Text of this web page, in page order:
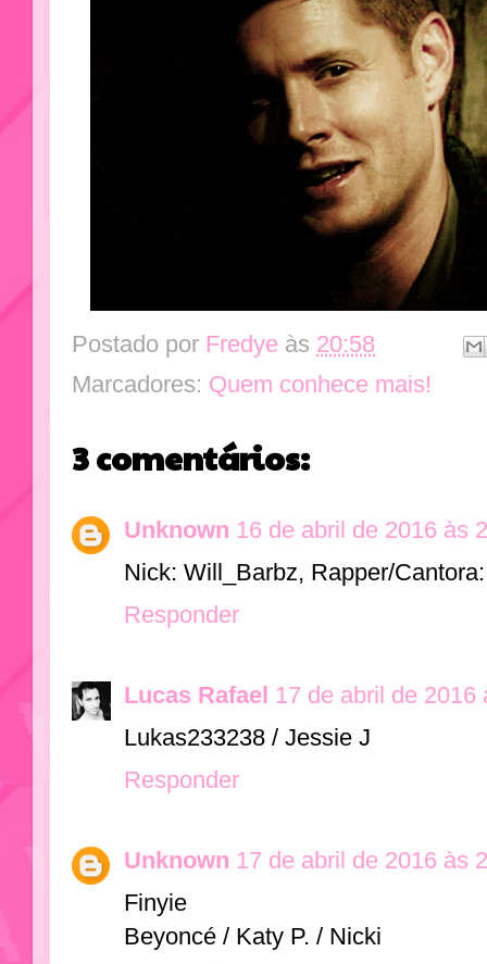
Postado por Fredye às 20:58
Marcadores: Quem conhece mais!
3 comentários:
Unknown 16 de abril de 2016 às
Nick: Will_Barbz, Rapper/
Responder
Lucas Rafael 17 de abril de 2016
Lukas233238 / Jessie J
Responder
Unknown 17 de abril de 2016 às
Finyie
Beyoncé / Katy P. / Nicki